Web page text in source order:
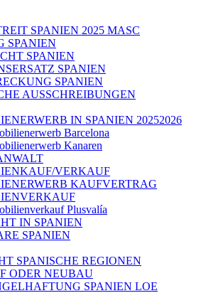
SPANIEN 2025 MASC
SPANIEN
SPANIEN
SPANIEN
SPANIEN
AUSSCHREIBUNGEN
IN SPANIEN 20252026
Barcelona
Kanaren
VERKAUF
KAUFVERTRAG
Plusvalía
IN SPANIEN
SPANIEN
SPANISCHE REGIONEN
ODER NEUBAU
SPANIEN LOE